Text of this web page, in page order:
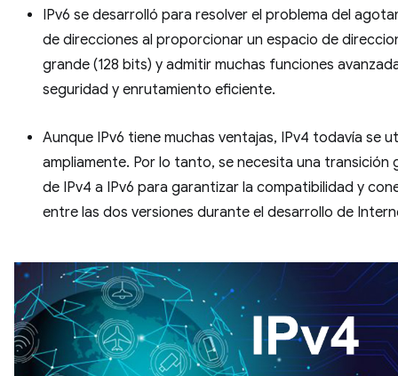
IPv6 se desarrolló para resolver el problema del
de direcciones al proporcionar un espacio de
grande (128 bits) y admitir muchas funciones
seguridad y enrutamiento eficiente.
Aunque IPv6 tiene muchas ventajas, IPv4 todavía se
ampliamente. Por lo tanto, se necesita una transición
de IPv4 a IPv6 para garantizar la compatibilidad y
entre las dos versiones durante el desarrollo de